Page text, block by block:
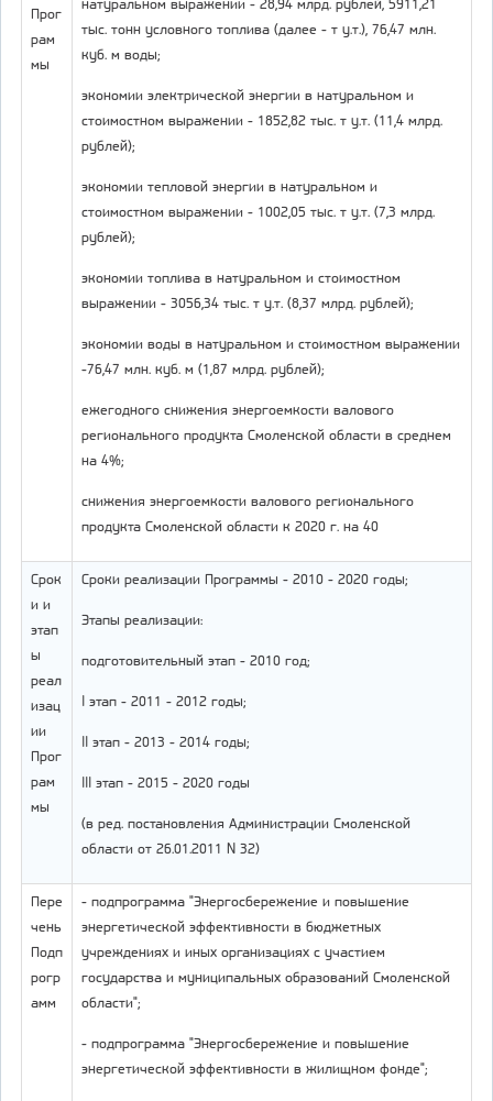
Прог
рам
мы
натуральном выражении - 28,94 млрд. рублей, 5911,21
тыс. тонн условного топлива (далее - т у.т.), 76,47 млн.
куб. м воды;
экономии электрической энергии в натуральном и
стоимостном выражении - 1852,82 тыс. т у.т. (11,4 млрд.
рублей);
экономии тепловой энергии в натуральном и
стоимостном выражении - 1002,05 тыс. т у.т. (7,3 млрд.
рублей);
экономии топлива в натуральном и стоимостном
выражении - 3056,34 тыс. т у.т. (8,37 млрд. рублей);
экономии воды в натуральном и стоимостном выражении
-76,47 млн. куб. м (1,87 млрд. рублей);
ежегодного снижения энергоемкости валового
регионального продукта Смоленской области в среднем
на 4%;
снижения энергоемкости валового регионального
продукта Смоленской области к 2020 г. на 40
Срок
и и
этап
ы
реал
изац
ии
Прог
рам
мы
Сроки реализации Программы - 2010 - 2020 годы;
Этапы реализации:
подготовительный этап - 2010 год;
I этап - 2011 - 2012 годы;
II этап - 2013 - 2014 годы;
III этап - 2015 - 2020 годы
(в ред. постановления Администрации Смоленской
области от 26.01.2011 N 32)
Пере
чень
Подп
рогр
амм
- подпрограмма "Энергосбережение и повышение
энергетической эффективности в бюджетных
учреждениях и иных организациях с участием
государства и муниципальных образований Смоленской
области";
- подпрограмма "Энергосбережение и повышение
энергетической эффективности в жилищном фонде";